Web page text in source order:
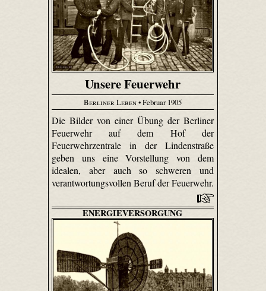
Unsere Feuerwehr
Berliner Leben• Februar 1905
Die Bilder von einer Übung der Berliner
Feuerwehr auf dem Hof der
Feuerwehrzentrale in der Lindenstraße
geben uns eine Vorstellung von dem
idealen, aber auch so schweren und
verantwortungsvollen Beruf der Feuerwehr.
ENERGIEVERSORGUNG